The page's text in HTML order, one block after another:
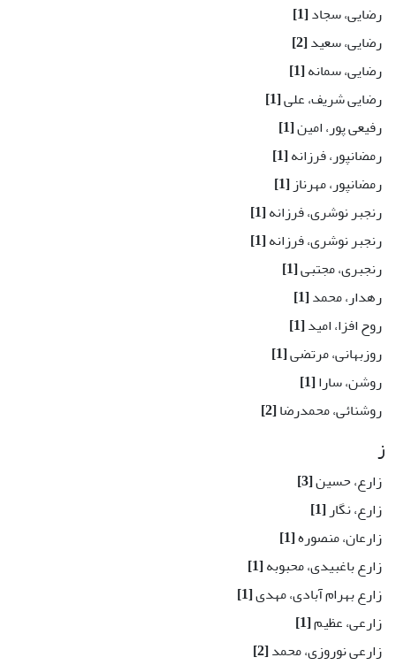
رضایی، سجاد[1]
رضایی، سعید[2]
رضایی، سمانه[1]
رضایی شریف، علی[1]
رفیعی پور، امین[1]
رمضانپور، فرزانه[1]
رمضانپور، مهرناز[1]
رنجبر نوشری، فرزانه[1]
رنجبر نوشری، فرزانه[1]
رنجبری، مجتبی[1]
رهدار، محمد[1]
روح افزا، امید[1]
روزبهانی، مرتضی[1]
روشن، سارا[1]
روشنائی، محمدرضا[2]
ز
زارع، حسین[3]
زارع، نگار[1]
زارعان، منصوره[1]
زارع باغبیدی، محبوبه[1]
زارع بهرام آبادی، مهدی[1]
زارعی، عظیم[1]
زارعی نوروزی، محمد[2]